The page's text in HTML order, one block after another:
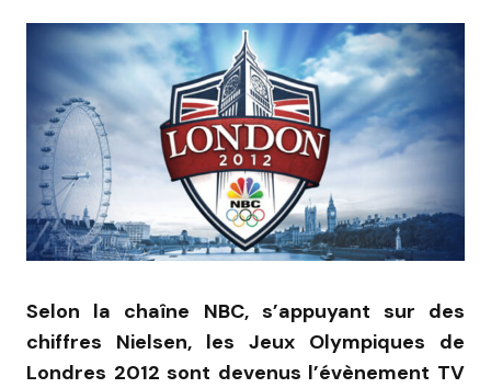
Selon la chaîne NBC, s’appuyant sur des
chiffres Nielsen, les Jeux Olympiques de
Londres 2012 sont devenus l’évènement TV